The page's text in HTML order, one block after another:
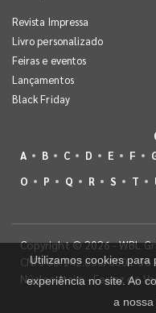
Revista Impressa
Livro personalizado
Feiras e eventos
Lançamentos
Black Friday
A B C D E F
O
P Q R S T
Copyright © 2026 - WBL
CNPJ 08.142.850/0001-
Núcleo Itaim - Ferraz de
Utilizamos cookies para
experiência no site. Ao
a nossa